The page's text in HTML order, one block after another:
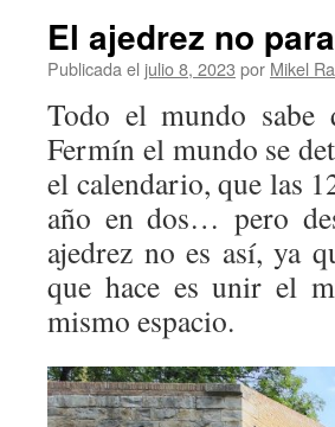
El ajedrez no
Publicada el julio 8, 2023 por Mikel
Todo el mundo sabe
Fermín el mundo se
el calendario, que las
año en dos… pero
ajedrez no es así, ya
que hace es unir el
mismo espacio.